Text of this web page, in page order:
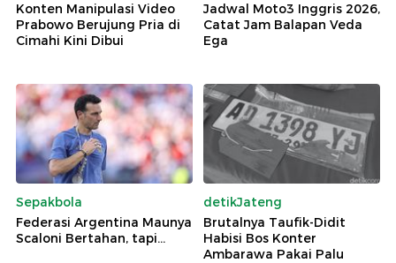
Konten Manipulasi Video
Prabowo Berujung Pria di
Cimahi Kini Dibui
Jadwal Moto3 Inggris 2026,
Catat Jam Balapan Veda
Ega
Sepakbola
Federasi Argentina Maunya
Scaloni Bertahan, tapi...
detikJateng
Brutalnya Taufik-Didit
Habisi Bos Konter
Ambarawa Pakai Palu